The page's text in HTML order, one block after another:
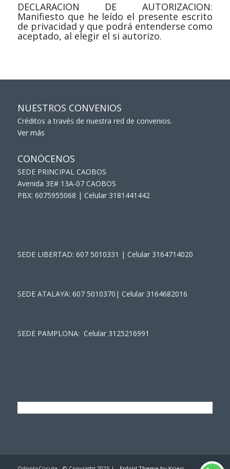
DECLARACION DE AUTORIZACION:
Manifiesto que he leído el presente escrito
de privacidad y que podrá entenderse como
aceptado, al elegir el si autorizo.
NUESTROS CONVENIOS
Créditos a través de nuestra red de convenios.
Ver más
CONÓCENOS
SEDE PRINCIPAL CAOBOS
Avenida 3E# 13A-07 CAOBOS
PBX: 6075955068 | Celular 3181441442
SEDE LIBERTAD: 607 5010331 | Celular 3164714020
SEDE ATALAYA: 607 5010370| Celular 3164682016
SEDE PAMPLONA: Celular 3125216991